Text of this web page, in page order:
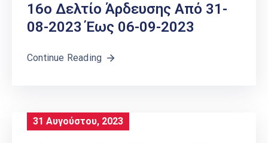
16o Δελτίο Άρδευσης Από 31-
08-2023 Έως 06-09-2023
Continue Reading
31 Αυγούστου, 2023